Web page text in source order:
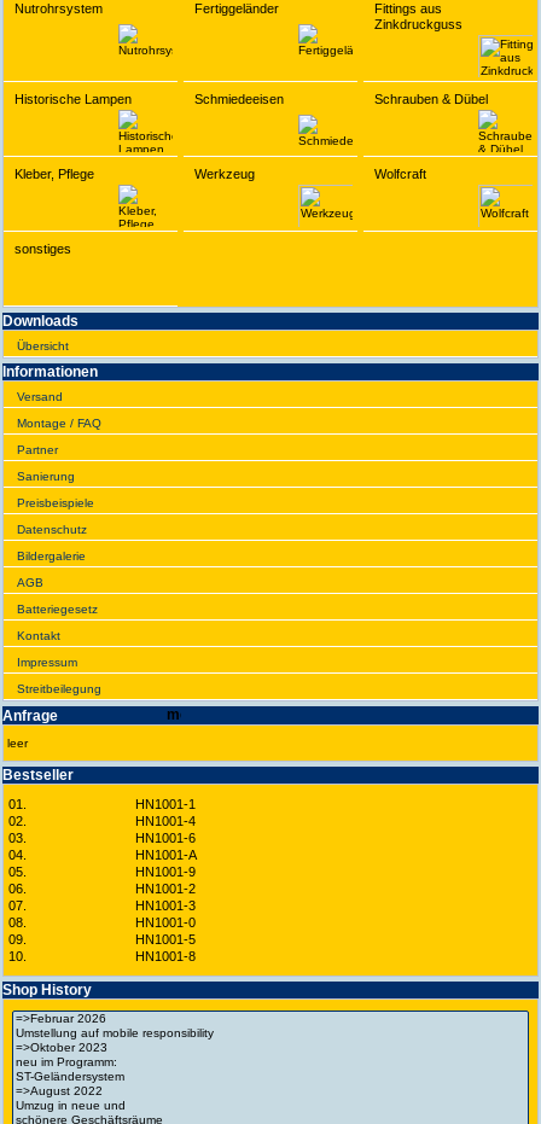
Nutrohrsystem Fertiggeländer
Fittings aus
Zinkdruckguss
Historische Lampen Schmiedeeisen Schrauben & Dübel
Kleber, Pflege Werkzeug Wolfcraft
sonstiges
Downloads
Übersicht
Infor­ma­tionen
Versand
Montage / FAQ
Partner
Sanie­rung
Preis­beispiele
Daten­schutz
Bilder­galerie
AGB
Batte­rie­gesetz
Kontakt
Impres­sum
Streit­bei­legung
Anfrage
leer
Best­seller
01.
HN1001-1
02.
HN1001-4
03.
HN1001-6
04.
HN1001-A
05.
HN1001-9
06.
HN1001-2
07.
HN1001-3
08.
HN1001-0
09.
HN1001-5
10.
HN1001-8
Shop History